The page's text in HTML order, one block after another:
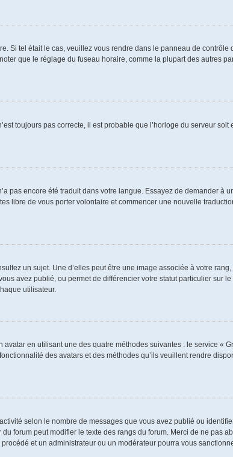
Si tel était le cas, veuillez vous rendre dans le panneau de
que le réglage du fuseau horaire, comme la plupart des autres
toujours pas correcte, il est probable que l’horloge du serveur
pas encore été traduit dans votre langue. Essayez de demander à
libre de vous porter volontaire et commencer une nouvelle
un sujet. Une d’elles peut être une image associée à votre
avez publié, ou permet de différencier votre statut particulier sur
utilisateur.
en utilisant une des quatre méthodes suivantes : le service «
des avatars et des méthodes qu’ils veuillent rendre
selon le nombre de messages que vous avez publié ou
forum peut modifier le texte des rangs du forum. Merci de ne pas
et un administrateur ou un modérateur pourra vous